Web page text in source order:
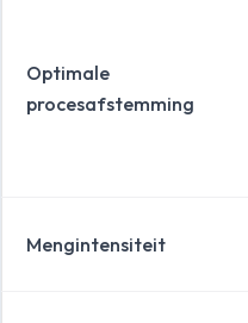
Optimale
procesafstemming
Mengintensiteit